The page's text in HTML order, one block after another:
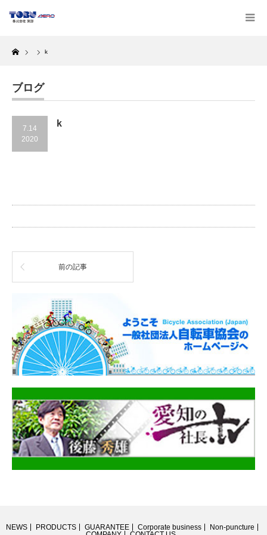
Home
k
ブログ
7.14
2020
k
前の記事
NEWS PRODUCTS GUARANTEE Corporate business
Non-puncture